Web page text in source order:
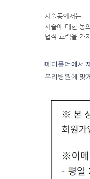
시술동의서는
시술에 대한 동
법적 효력을 가
메디폴더에서
우리병원에 맞